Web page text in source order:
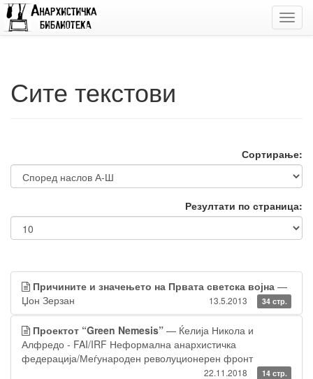
Сите текстови
Сортирање:
Резултати по страница:
Причините и значењето на Првата светска војна —
Џон Зерзан
13.5.2013 34 стр.
Проектот “Green Nemesis” — Ќелија Никола и
Алфредо - FAI/IRF Неформална анархистичка
федерација/Меѓународен револуционерен фронт
22.11.2018 14 стр.